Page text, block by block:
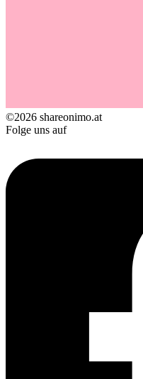
©2026 shareonimo.at
Folge uns auf